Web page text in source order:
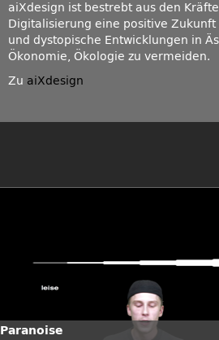
aiXdesign ist bestrebt aus den
Digitalisierung eine positive Zukunft
und dystopische Entwicklungen in
Ökonomie, Ökologie zu vermeiden.
Zu aiXdesign
Paranoise